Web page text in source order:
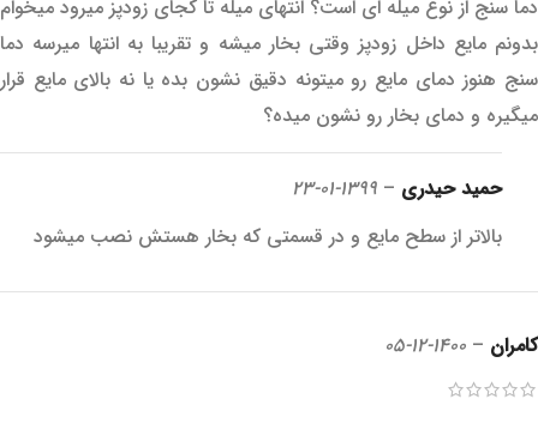
دما سنج از نوع میله ای است؟ انتهای میله تا کجای زودپز میرود میخوام
بدونم مایع داخل زودپز وقتی بخار میشه و تقریبا به انتها میرسه دما
سنج هنوز دمای مایع رو میتونه دقیق نشون بده یا نه بالای مایع قرار
میگیره و دمای بخار رو نشون میده؟
حمید حیدری –
1399-01-23
بالاتر از سطح مایع و در قسمتی که بخار هستش نصب میشود
کامران –
1400-12-05